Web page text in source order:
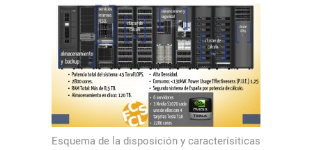
Esquema de la disposición y caracterísiticas